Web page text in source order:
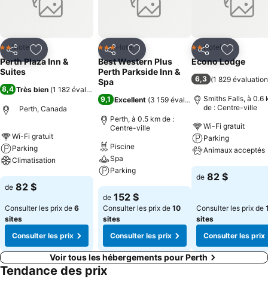
PartagerAjouter à mes favoris
2 Étoiles
Motel
Perth Plaza Inn &
Suites
8,4 Très bien (1 182 évaluations
Perth, Canada
Wi-Fi gratuit
Parking
Climatisation
Consulter les prix
de 82 $
Consulter les prix de 6
sites
Consulter les prix
PartagerAjouter à mes favoris
3 ÉtoilesHotel
Best Western Plus
Perth Parkside Inn &
Spa
9,1 Excellent (3 159 évaluations)
Perth, à 0.5 km de :
Centre-ville
Piscine
Spa
Parking
Consulter les prix
de 152 $
Consulter les prix de 10
sites
Consulter les prix
PartagerAjouter
2 Étoiles
Hotel
Econo Lodge
6,3 (1 829
Smiths Falls, à 0.6
de : Centre-ville
Wi-Fi gratuit
Parking
Animaux acceptés
Consulter les
de 82 $
Consulter les prix de
sites
Consulter les prix
Voir tous les hébergements pour Perth
Tendance des prix